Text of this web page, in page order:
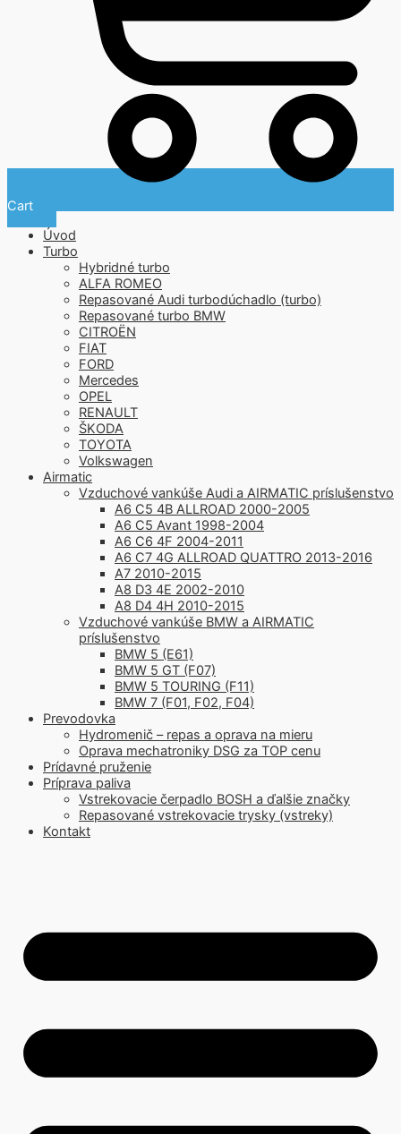
Cart
Úvod
Turbo
Hybridné turbo
ALFA ROMEO
Repasované Audi turbodúchadlo (turbo)
Repasované turbo BMW
CITROËN
FIAT
FORD
Mercedes
OPEL
RENAULT
ŠKODA
TOYOTA
Volkswagen
Airmatic
Vzduchové vankúše Audi a AIRMATIC príslušenstvo
A6 C5 4B ALLROAD 2000-2005
A6 C5 Avant 1998-2004
A6 C6 4F 2004-2011
A6 C7 4G ALLROAD QUATTRO 2013-2016
A7 2010-2015
A8 D3 4E 2002-2010
A8 D4 4H 2010-2015
Vzduchové vankúše BMW a AIRMATIC
príslušenstvo
BMW 5 (E61)
BMW 5 GT (F07)
BMW 5 TOURING (F11)
BMW 7 (F01, F02, F04)
Prevodovka
Hydromenič – repas a oprava na mieru
Oprava mechatroniky DSG za TOP cenu
Prídavné pruženie
Príprava paliva
Vstrekovacie čerpadlo BOSH a ďalšie značky
Repasované vstrekovacie trysky (vstreky)
Kontakt